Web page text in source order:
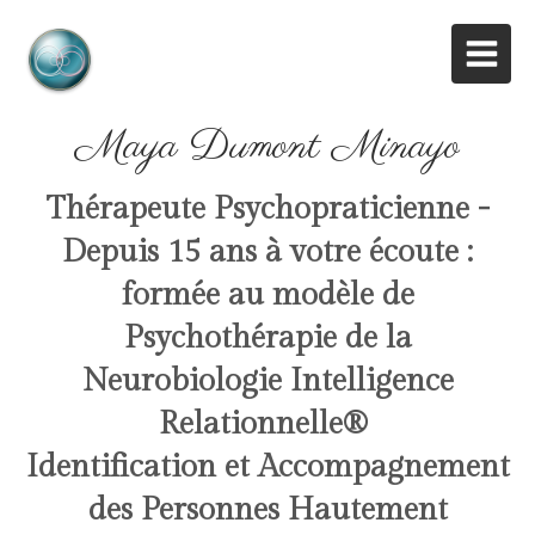
Maya Dumont Minayo
Thérapeute Psychopraticienne -
Depuis 15 ans à votre écoute :
formée au modèle de
Psychothérapie de la
Neurobiologie Intelligence
Relationnelle®
Identification et Accompagnement
des Personnes Hautement